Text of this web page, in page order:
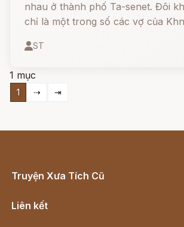
nhau ở thành phố Ta-senet. Đôi
chỉ là một trong số các vợ của
ST
1 mục
1 ⇢ ⇥
Truyện Xưa Tích Cũ
Liên kết